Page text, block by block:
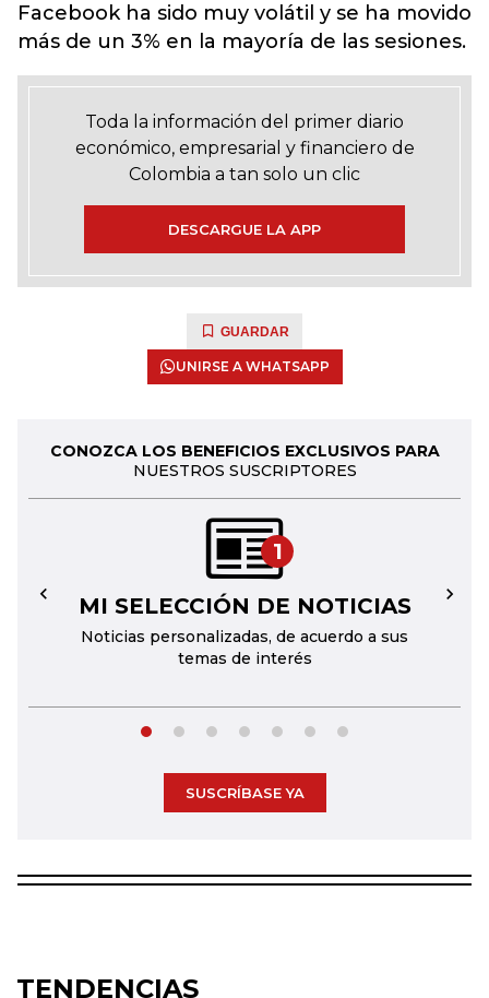
Facebook ha sido muy volátil y se ha movido
más de un 3% en la mayoría de las sesiones.
Toda la información del primer diario
económico, empresarial y financiero de
Colombia a tan solo un clic
DESCARGUE LA APP
GUARDAR
UNIRSE A WHATSAPP
CONOZCA LOS BENEFICIOS EXCLUSIVOS PARA
NUESTROS SUSCRIPTORES
1
MI SELECCIÓN DE NOTICIAS
Noticias personalizadas, de acuerdo a sus
temas de interés
← →
SUSCRÍBASE YA
TENDENCIAS